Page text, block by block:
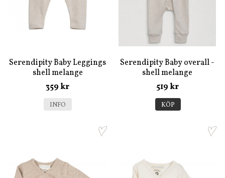
Serendipity Baby Leggings
shell melange
359 kr
INFO
Serendipity Baby overall -
shell melange
519 kr
KÖP